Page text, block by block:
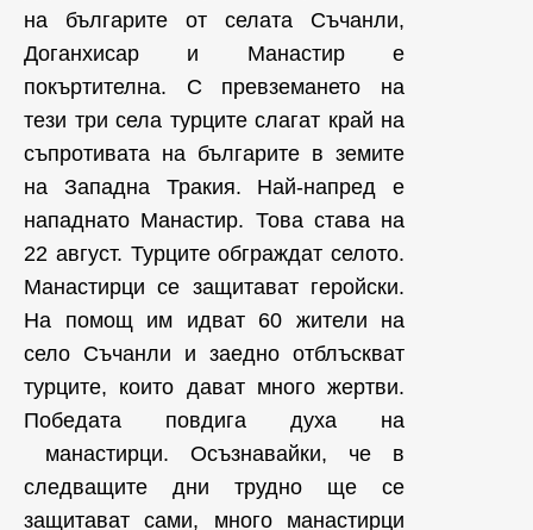
на българите от селата Съчанли,
Доганхисар и Манастир е
покъртителна. С превземането на
тези три села турците слагат край на
съпротивата на българите в земите
на Западна Тракия. Най-напред е
нападнато Манастир. Това става на
22 август. Турците обграждат селото.
Манастирци се защитават геройски.
На помощ им идват 60 жители на
село Съчанли и заедно отблъскват
турците, които дават много жертви.
Победата повдига духа на
манастирци. Осъзнавайки, че в
следващите дни трудно ще се
защитават сами, много манастирци